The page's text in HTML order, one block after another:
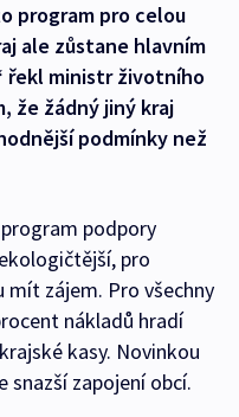
program pro celou
ale zůstane hlavním
řekl ministr životního
že žádný jiný kraj
podmínky než
podpory
pro
zájem. Pro všechny
nákladů hradí
kasy. Novinkou
snazší zapojení obcí.